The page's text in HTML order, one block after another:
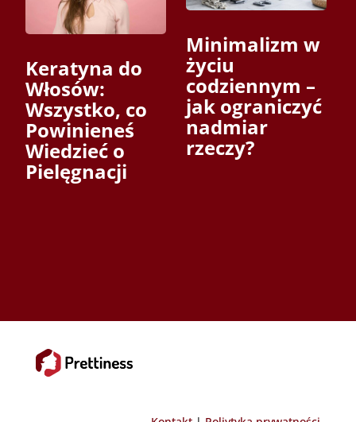
Keratyna do
Włosów:
Wszystko, co
Powinieneś
Wiedzieć o
Pielęgnacji
Minimalizm w
życiu
codziennym –
jak ograniczyć
nadmiar
rzeczy?